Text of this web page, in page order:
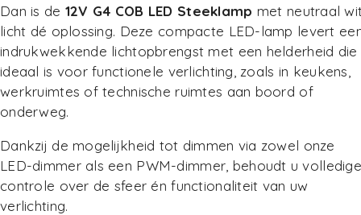
Dan is de 12V G4 COB LED Steeklamp met neutraal
licht dé oplossing. Deze compacte LED-lamp levert
indrukwekkende lichtopbrengst met een helderheid die
ideaal is voor functionele verlichting, zoals in keukens,
werkruimtes of technische ruimtes aan boord of
onderweg.
Dankzij de mogelijkheid tot dimmen via zowel onze
LED-dimmer als een PWM-dimmer, behoudt u volledige
controle over de sfeer én functionaliteit van uw
verlichting.